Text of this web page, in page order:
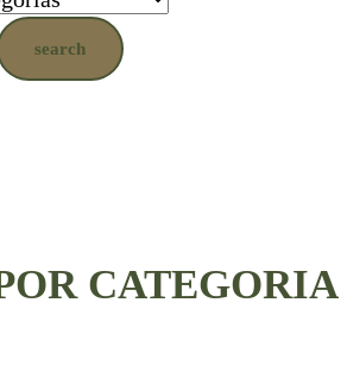
search
CATEGORIA